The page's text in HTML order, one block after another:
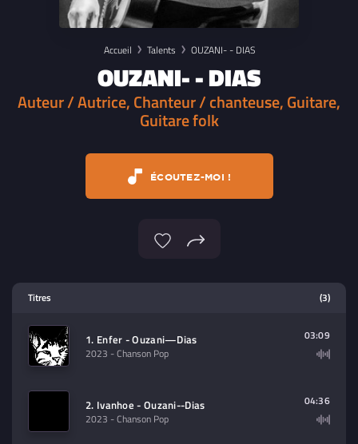
Accueil Talents OUZANI- - DIAS
OUZANI- - DIAS
Auteur / Autrice, Chanteur / chanteuse, Guitare,
Guitare folk
ÉCOUTEZ-MOI !
contenu à lire (audio/video)
Titres (3)
1. Enfer - Ouzani—Dias
2023 - Chanson Pop
03:09
2. Ivanhoe - Ouzani--Dias
2023 - Chanson Pop
04:36